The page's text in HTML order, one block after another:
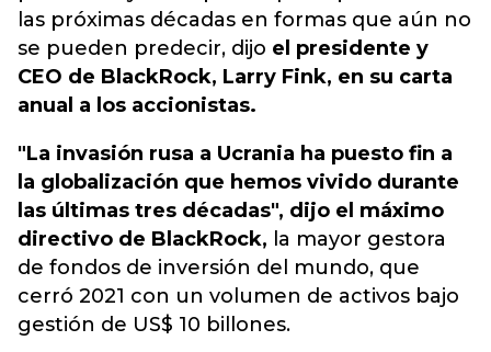
las próximas décadas en formas que aún no
se pueden predecir, dijo el presidente y
CEO de BlackRock, Larry Fink, en su carta
anual a los accionistas.
"La invasión rusa a Ucrania ha puesto fin a
la globalización que hemos vivido durante
las últimas tres décadas", dijo el máximo
directivo de BlackRock, la mayor gestora
de fondos de inversión del mundo, que
cerró 2021 con un volumen de activos bajo
gestión de US$ 10 billones.